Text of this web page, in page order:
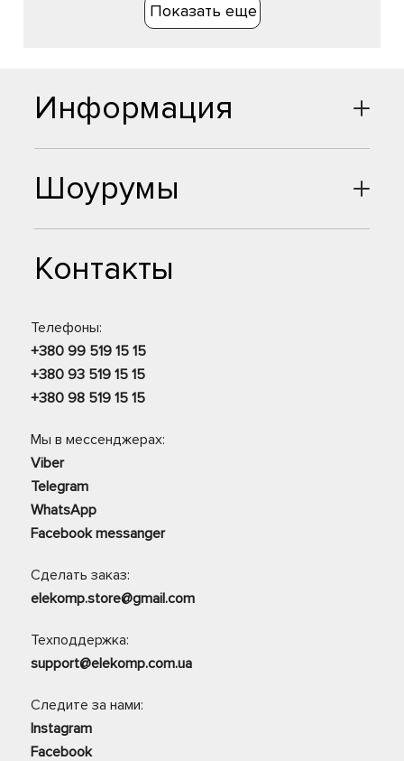
Показать еще
Шоурумы
Контакты
Телефоны:
+380 99 519 15 15
+380 93 519 15 15
+380 98 519 15 15
Мы в мессенджерах:
Viber
Telegram
WhatsApp
Facebook messanger
Сделать заказ:
elekomp.store@gmail.com
Техподдержка:
support@elekomp.com.ua
Следите за нами:
Instagram
Facebook
Информация